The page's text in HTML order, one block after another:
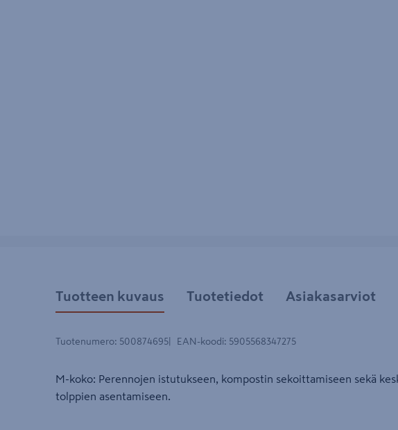
Tuotteen kuvaus Tuotetiedot Asiakasarviot
Tuotenumero: 500874695 EAN-koodi: 5905568347275
M-koko: Perennojen istutukseen, kompostin sekoittamiseen sekä
tolppien asentamiseen.